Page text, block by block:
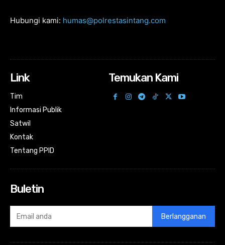
Hubungi kami: humas@polrestasintang.com
Link
Tim
Informasi Publik
Satwil
Kontak
Tentang PPID
Temukan Kami
Buletin
Berlangganan